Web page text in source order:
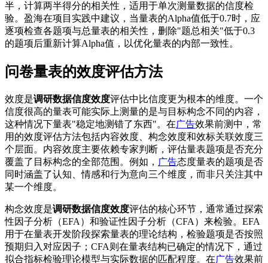
半，计算两半得分的相关性，适用于单次测量数据的信度检
验。盈海在项目实践中建议，当量表的Alpha值低于0.7时，应
逐项检查各题项与总量表的相关性，删除"题总相关"低于0.3
的题项后重新计算Alpha值，以优化量表的内部一致性。
问卷量表的效度评估方法
效度是调研数据信度效度评估中比信度更为根本的维度。一个
信度很高的量表可能实际上测量的是与目标构念不同的内容，
这种情况下量表"稳定地测错了东西"。在广告效果前测中，常
用的效度评估方法包括内容效度、构念效度和效标关联效度三
个层面。内容效度主要依赖专家判断，评估量表题项是否充分
覆盖了目标构念的全部范围。例如， 广告态度量表的题项是否
同时涵盖了认知、情感和行为意向三个维度，而非只关注其中
某一个维度。
构念效度是调研数据信度效度评估的核心环节，通常通过探索
性因子分析（EFA）和验证性因子分析（CFA）来检验。EFA
用于在量表开发阶段探索量表的理论结构，检验题项是否按照
预期归入对应因子；CFA则在量表结构已确定的情况下，通过
拟合指标检验理论模型与实际数据的匹配程度。在广告效果前